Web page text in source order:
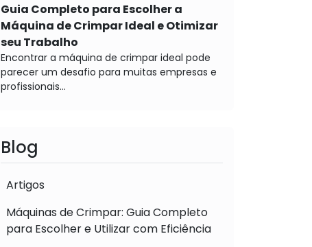
Guia Completo para Escolher a
Máquina de Crimpar Ideal e Otimizar
seu Trabalho
Encontrar a máquina de crimpar ideal pode
parecer um desafio para muitas empresas e
profissionais...
Blog
Artigos
Máquinas de Crimpar: Guia Completo
para Escolher e Utilizar com Eficiência